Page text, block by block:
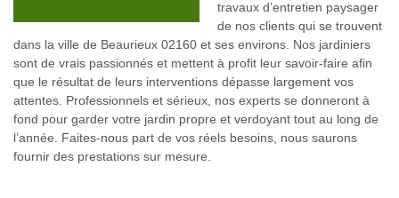
travaux d’entretien paysager
de nos clients qui se trouvent
dans la ville de Beaurieux 02160 et ses environs. Nos jardiniers
sont de vrais passionnés et mettent à profit leur savoir-faire afin
que le résultat de leurs interventions dépasse largement vos
attentes. Professionnels et sérieux, nos experts se donneront à
fond pour garder votre jardin propre et verdoyant tout au long de
l’année. Faites-nous part de vos réels besoins, nous saurons
fournir des prestations sur mesure.